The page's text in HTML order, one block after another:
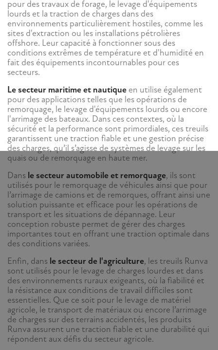
pour des travaux de forage, le levage d'équipements
lourds et la traction de charges dans des
environnements particulièrement hostiles, comme les
sites d'extraction ou les installations pétrolières
offshore. Leur capacité à fonctionner sous des
conditions extrêmes de température et d'humidité en
fait des équipements incontournables pour ces
secteurs.
Le secteur maritime et nautique en utilise également
pour des applications telles que les opérations de
remorquage, le levage d'équipements lourds ou encore
l'arrimage des bateaux. Dans ces contextes, où la
sécurité et la performance sont primordiales, ces treuils
garantissent une traction fiable et une gestion précise
des charges, qu’il s’agisse de systèmes de levage sur les
quais ou de remorquage en haute mer.
Dans le secteur automobile et remorquage, ils sont
utilisés pour le remorquage de véhicules ainsi que pour
l’arrimage de camions et de remorques, offrant ainsi une
solution puissante et efficace pour les opérations de
transport et les situations de dépannage. Leur
conception robuste permet de gérer des charges
importantes tout en offrant une traction optimale dans
des conditions variées.
Enfin, dans le secteur de l'agriculture, les treuils Runva
sont utilisés pour le levage de charges lourdes et dans
des environnements ruraux exigeants, où la fiabilité et
la résistance aux conditions de travail difficiles sont
essentielles. Que ce soit pour le levage de matériel
agricole, le transport de matériaux ou encore l’arrimage
de charges sur des terrains accidentés, les produits
Runva assurent une traction fiable et une durabilité qui
répondent aux défis du secteur agricole.